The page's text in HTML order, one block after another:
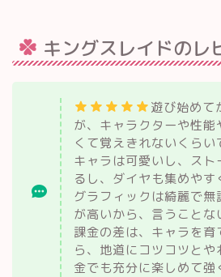
キングスレイドのレ
遊び始めて
が、キャラクターや性
くて覚えきれないくらい
キャラは可愛いし、ス
るし、ダイヤも集めやす
グラフィックは綺麗で
が高いから、言うこと
課金の差は、キャラを
ら、地道にコツコツと
金でも充分に楽しめて強